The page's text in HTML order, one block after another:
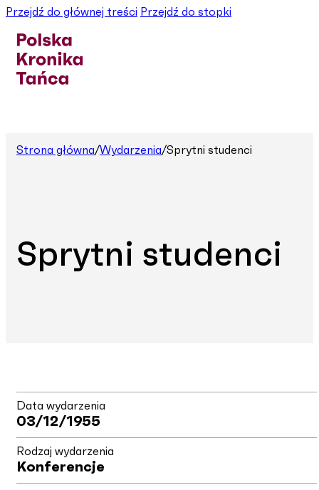
Przejdź do głównej treści Przejdź do stopki
Strona główna/Wydarzenia/Sprytni studenci
Sprytni studenci
Data wydarzenia
03/12/1955
Rodzaj wydarzenia
Konferencje